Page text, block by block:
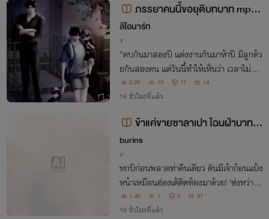
ภรรยาคนนี้ขอยุติบทบาท mpre
g [อ่านฟรีก่อนติดเหรียญ]
ลีโอนาร์ท
Y
“คบกันมาสองปี แต่งงานกันมาห้าปี มีลูกด้ว
ยกันสองคน แต่วันนี้ทำให้เห็นว่า เวลาไม่สา
มารถพิสูจน์ความรักได้” ชนินทร์พาลูกชายส
องคนเดินออกจากบ้าน จะไม่ปล่อยใครสักค
2.2K 10 17 14
16 ชั่วโมงที่แล้ว
ข้าแค่ขายซาลาเปา ไฉนฝ่าบาทถึ
งเหมาว่าข้าเป็นแม่ของลูก!
burins
Y
หกปีก่อนพลาดท่าคืนเดียว ดันมีเจ้าก้อนแป้ง
หน้าเหมือนฮ่องเต้ติดท้องมาด้วย! 'ซ่งหว่าน'
แค่อยากขายซาลาเปาเลี้ยงลูกเงียบๆ แต่ไหง
ฝ่าบาทถึงตามติดไม่ปล่อย จะจับข้ากินแทนซ
1.4K 1 0 37
18 ชั่วโมงที่แล้ว